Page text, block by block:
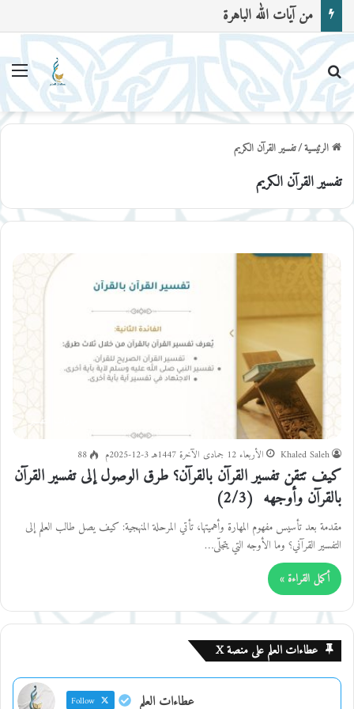
من آيات الله الباهرة
بحث عن
الرئيسية/تفسير القرآن الكريم
تفسير القرآن الكريم
مهارات التفسير
Khaled Saleh الأربعاء 12 جمادى الآخرة 1447هـ 3-12-2025م 88
كيف تتقن تفسير القرآن بالقرآن؟ طرق الوصول إلى تفسير القرآن
بالقرآن وأوجهه (2/3)
مقدمة بعد تأسيس مفهوم المهارة وأهميتها، تأتي المرحلة المنهجية: كيف يصل طالب العلم إلى
التفسير القرآني؟ وما الأوجه التي يتجلّى…
أكمل القراءة »
عطاءات العلم على منصة X
عطاءات العلم